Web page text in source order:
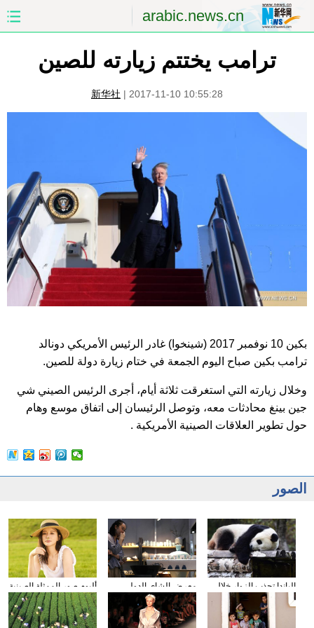
arabic.news.cn
الصين الصفحة الأولى
الشرق الأوسط
الصين والعالم العربي
الرياضة السياحة والبيئة
مؤتمر صحفى للخارجية الصور
ترامب يختتم زيارته للصين
新华社 | 2017-11-10 10:55:28
بكين 10 نوفمبر 2017 (شينخوا) غادر الرئيس الأمريكي دونالد
ترامب بكين صباح اليوم الجمعة في ختام زيارة دولة للصين.
وخلال زيارته التي استغرقت ثلاثة أيام، أجرى الرئيس الصيني شي
جين بينغ محادثات معه، وتوصل الرئيسان إلى اتفاق موسع وهام
حول تطوير العلاقات الصينية الأمريكية .
الصور
ألبوم صور الممثلة الصينية
شيونغ ناى جين
معرض الشاى الدولى
يقام فى مدينة داليان
الباندا تجذب الزوار خلال
عطلة العيد الوطني
الصيني